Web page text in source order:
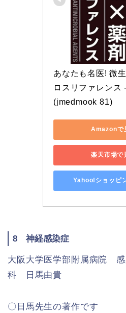
あなたも名医! 微
ロスリファレンス
(jmedmook 81)
Amazonで
楽天市場で
Yahoo!ショッピ
8 神経感染症
大阪大学医学部附属病院 感
科 日馬由貴
〇日馬先生の著作です